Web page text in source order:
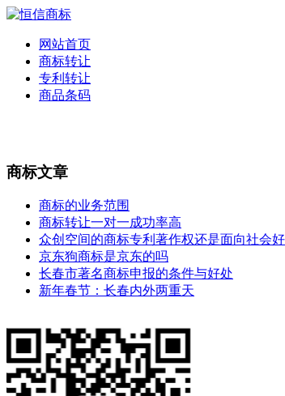
网站首页
商标转让
专利转让
商品条码
商标文章
商标的业务范围
商标转让一对一成功率高
众创空间的商标专利著作权还是面向社会好
京东狗商标是京东的吗
长春市著名商标申报的条件与好处
新年春节：长春内外两重天